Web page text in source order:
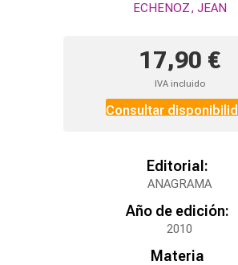
ECHENOZ, JEAN
17,90 €
IVA incluido
Consultar
Editorial:
ANAGRAMA
Año de edición:
2010
Materia